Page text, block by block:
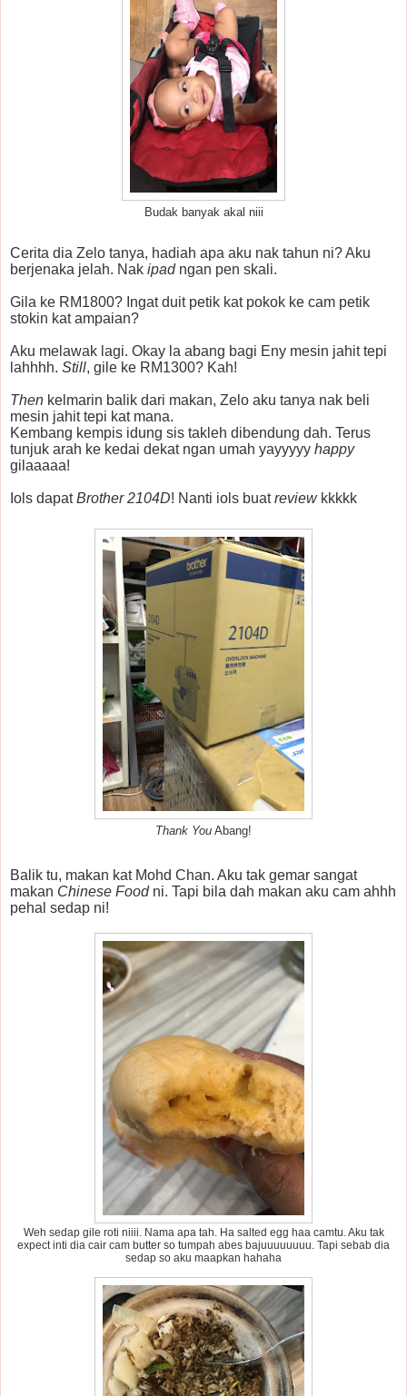
Budak banyak akal niii
Cerita dia Zelo tanya, hadiah apa aku nak tahun ni? Aku
berjenaka jelah. Nak ipadngan pen skali.
Gila ke RM1800? Ingat duit petik kat pokok ke cam petik
stokin kat ampaian?
Aku melawak lagi. Okay la abang bagi Eny mesin jahit tepi
lahhhh. Still, gile ke RM1300? Kah!
Then kelmarin balik dari makan, Zelo aku tanya nak beli
mesin jahit tepi kat mana.
Kembang kempis idung sis takleh dibendung dah. Terus
tunjuk arah ke kedai dekat ngan umah yayyyyy happy
gilaaaaa!
Iols dapatBrother 2104D! Nanti iols buatreviewkkkkk
Thank You Abang!
Balik tu, makan kat Mohd Chan. Aku tak gemar sangat
makan Chinese Foodni. Tapi bila dah makan aku cam ahhh
pehal sedap ni!
Weh sedap gile roti niiii. Nama apa tah. Ha salted egg haa camtu. Aku tak
expect inti dia cair cam butter so tumpah abes bajuuuuuuuu. Tapi sebab dia
sedap so aku maapkan hahaha